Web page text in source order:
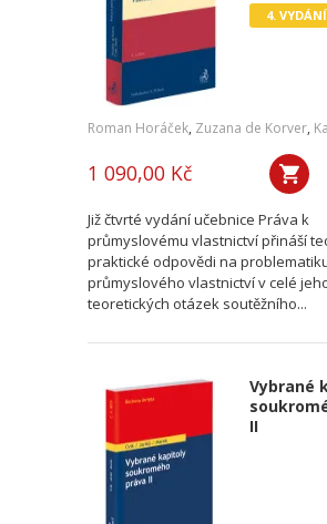
4. VYDÁNÍ
Roman Horáček, Zuzana de Korver,
1 090,00 Kč
Již čtvrté vydání učebnice Práva k
průmyslovému vlastnictví přináší
praktické odpovědi na
průmyslového vlastnictví v celé
teoretických otázek soutěžního...
Vybrané
II